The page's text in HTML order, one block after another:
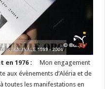
en 1976 :
Mon engagement
aux évènements d’Aléria et de
toutes les manifestations en